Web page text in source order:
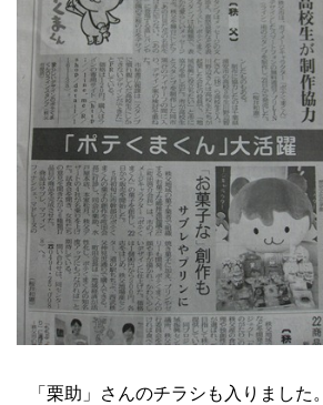
「栗助」さんのチラシも入りました。